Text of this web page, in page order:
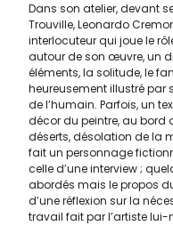
Dans son atelier, devant
Trouville, Leonardo
interlocuteur qui joue le
autour de son œuvre, un
éléments, la solitude, le
heureusement illustré par
de l’humain. Parfois, un
décor du peintre, au bord
déserts, désolation de la
fait un personnage
celle d’une interview ;
abordés mais le propos
d’une réflexion sur la
travail fait par l’artiste lui-